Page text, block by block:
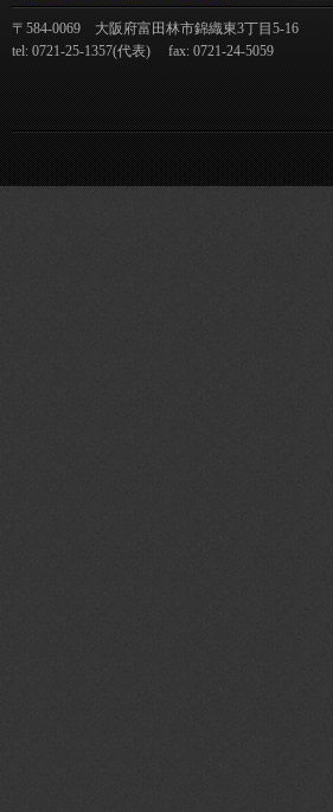
〒584-0069 大阪府富田林市錦織東3丁目5-16
tel: 0721-25-1357(代表) fax: 0721-24-5059